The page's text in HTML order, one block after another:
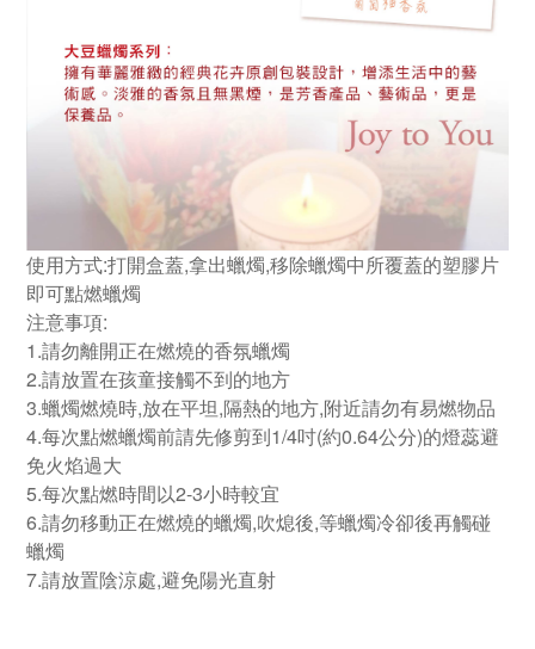
使用方式:打開盒蓋,拿出蠟燭,移除蠟燭中所覆蓋的塑膠片
即可點燃蠟燭
注意事項:
1.請勿離開正在燃燒的香氛蠟燭
2.請放置在孩童接觸不到的地方
3.蠟燭燃燒時,放在平坦,隔熱的地方,附近請勿有易燃物品
4.每次點燃蠟燭前請先修剪到1/4吋(約0.64公分)的燈蕊避
免火焰過大
5.每次點燃時間以2-3小時較宜
6.請勿移動正在燃燒的蠟燭,吹熄後,等蠟燭冷卻後再觸碰
蠟燭
7.請放置陰涼處,避免陽光直射